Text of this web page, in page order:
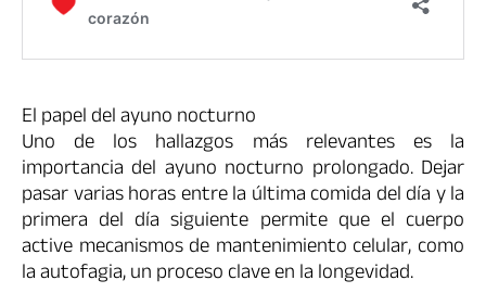
El papel del ayuno nocturno
Uno de los hallazgos más relevantes es la
importancia del ayuno nocturno prolongado. Dejar
pasar varias horas entre la última comida del día y la
primera del día siguiente permite que el cuerpo
active mecanismos de mantenimiento celular, como
la autofagia, un proceso clave en la longevidad.